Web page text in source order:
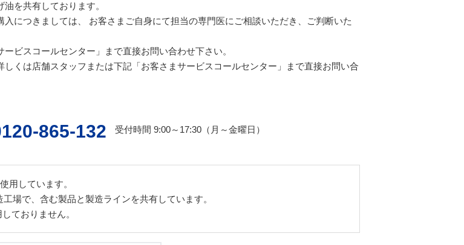
を共有しております。
につきましては、 お客さまご自身にて担当の専門医にご相談いただき、ご判断いた
ビスコールセンター」まで直接お問い合わせ下さい。
くは店舗スタッフまたは下記「お客さまサービスコールセンター」まで直接お問い合
865-132 受付時間 9:00～17:30（月～金曜日）
用しています。
工場で、含む製品と製造ラインを共有しています。
ておりません。